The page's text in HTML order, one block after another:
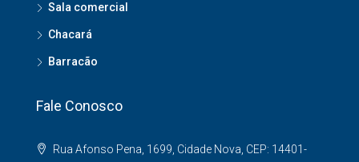
Sala comercial
Chacará
Barracão
Fale Conosco
Rua Afonso Pena, 1699, Cidade Nova, CEP: 14401-